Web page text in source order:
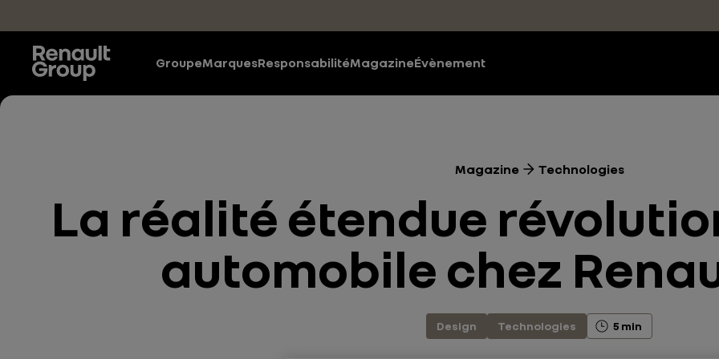
GroupeMarquesResponsabilitéMagazineÉvènement
Magazine Technologies
La réalité étendue
automobile chez
Design Technologies 5 min